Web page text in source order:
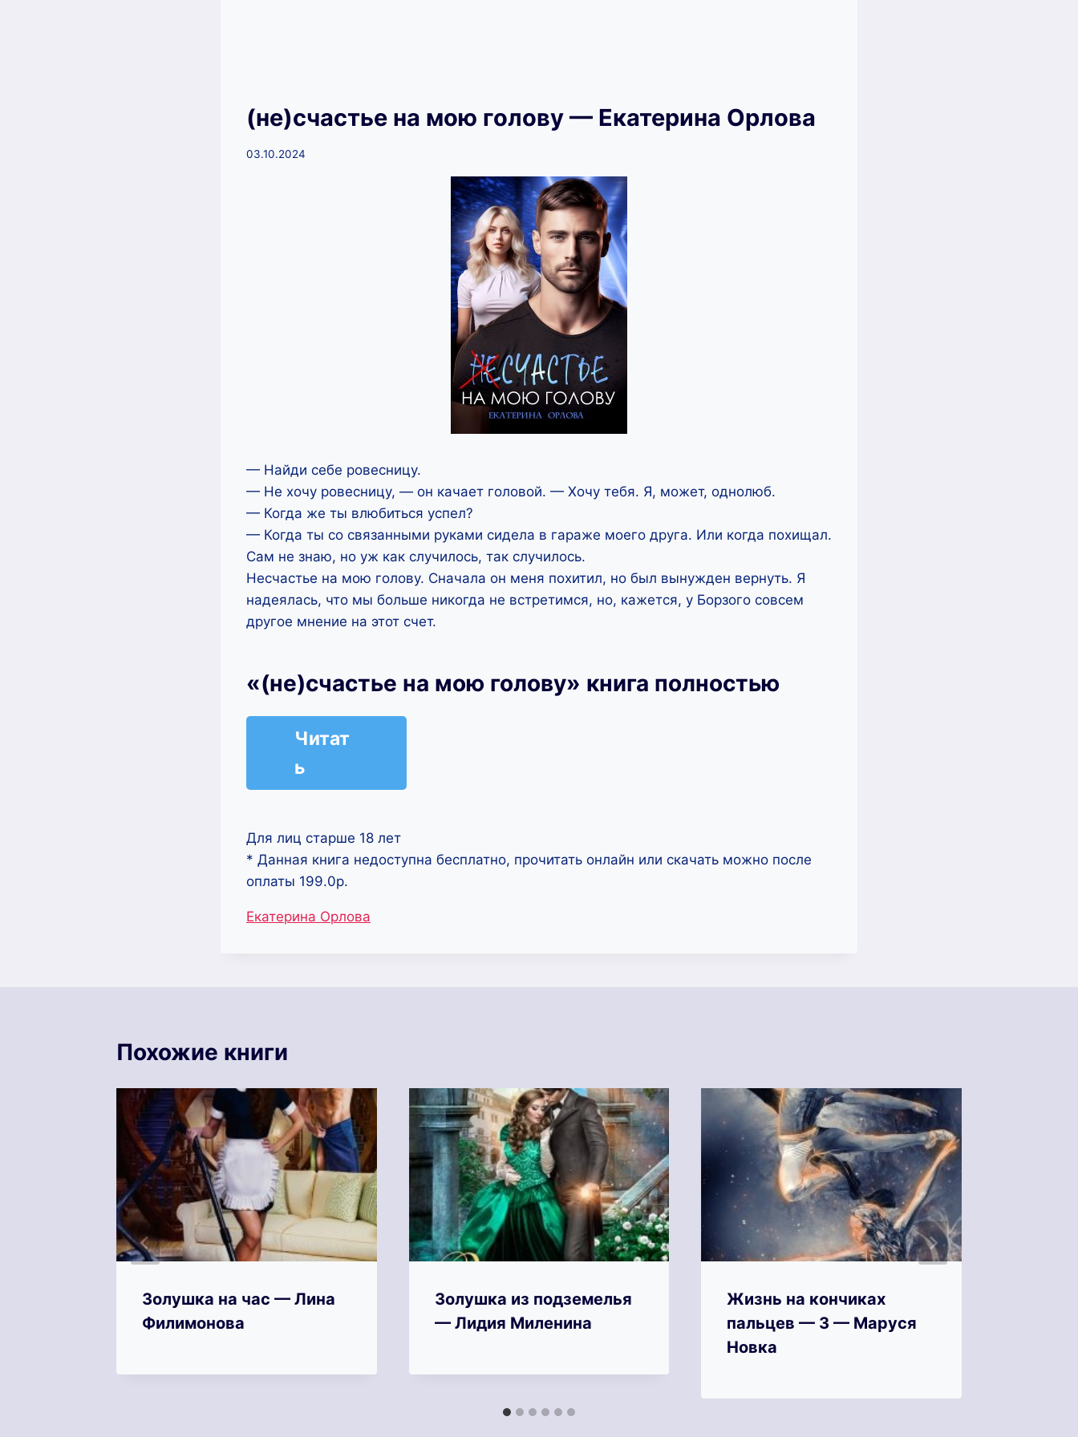
(не)счастье на мою голову — Екатерина Орлова
03.10.2024
— Найди себе ровесницу.
— Не хочу ровесницу, — он качает головой. — Хочу тебя. Я, может, однолюб.
— Когда же ты влюбиться успел?
— Когда ты со связанными руками сидела в гараже моего друга. Или когда похищал.
Сам не знаю, но уж как случилось, так случилось.
Несчастье на мою голову. Сначала он меня похитил, но был вынужден вернуть. Я
надеялась, что мы больше никогда не встретимся, но, кажется, у Борзого совсем
другое мнение на этот счет.
«(не)счастье на мою голову» книга полностью
Читат
ь
Для лиц старше 18 лет
* Данная книга недоступна бесплатно, прочитать онлайн или скачать можно после
оплаты 199.0р.
Метки
Екатерина Орлова
Похожие книги
Золушка на час — Лина
Филимонова
Золушка из подземелья
— Лидия Миленина
Жизнь на кончиках
пальцев — 3 — Маруся
Новка